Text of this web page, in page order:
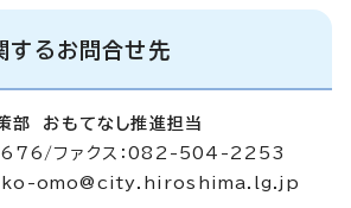
するお問合せ先
部 おもてなし推進担当
ファクス：082-504-2253
omo@city.hiroshima.lg.jp